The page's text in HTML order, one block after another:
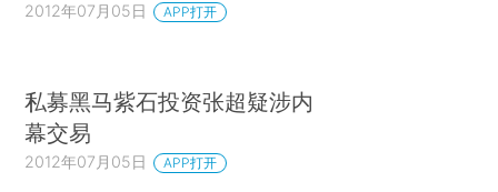
2012年07月05日 APP打开
私募黑马紫石投资张超疑涉内
幕交易
2012年07月05日 APP打开